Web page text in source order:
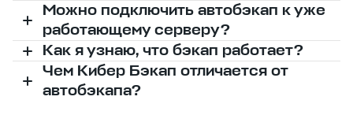
Можно подключить автобэкап к уже
работающему серверу?
Как я узнаю, что бэкап работает?
Чем Кибер Бэкап отличается от
автобэкапа?